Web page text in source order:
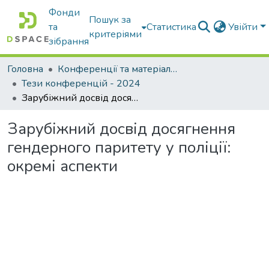
Фонди
та
зібрання
Пошук за
критеріями
Статистика Увійти
Головна
Конференції та матеріали конференцій
Тези конференцій - 2024
Зарубіжний досвід досягнення гендерного паритету у поліції: окремі аспекти
Зарубіжний досвід досягнення
гендерного паритету у поліції:
окремі аспекти